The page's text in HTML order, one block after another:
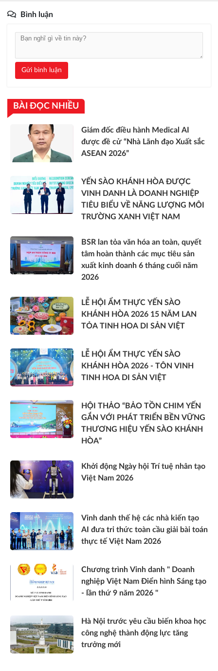
Bình luận
Gửi bình luận
BÀI ĐỌC NHIỀU
Giám đốc điều hành Medical AI
được đề cử “Nhà Lãnh đạo Xuất sắc
ASEAN 2026”
YẾN SÀO KHÁNH HÒA ĐƯỢC
VINH DANH LÀ DOANH NGHIỆP
TIÊU BIỂU VỀ NĂNG LƯỢNG MÔI
TRƯỜNG XANH VIỆT NAM
BSR lan tỏa văn hóa an toàn, quyết
tâm hoàn thành các mục tiêu sản
xuất kinh doanh 6 tháng cuối năm
2026
LỄ HỘI ẨM THỰC YẾN SÀO
KHÁNH HÒA 2026 15 NĂM LAN
TỎA TINH HOA DI SẢN VIỆT
LỄ HỘI ẨM THỰC YẾN SÀO
KHÁNH HÒA 2026 - TÔN VINH
TINH HOA DI SẢN VIỆT
HỘI THẢO “BẢO TỒN CHIM YẾN
GẮN VỚI PHÁT TRIỂN BỀN VỮNG
THƯƠNG HIỆU YẾN SÀO KHÁNH
HÒA”
Khởi động Ngày hội Trí tuệ nhân tạo
Việt Nam 2026
Vinh danh thế hệ các nhà kiến tạo
AI đưa tri thức toàn cầu giải bài toán
thực tế Việt Nam 2026
Chương trình Vinh danh " Doanh
nghiệp Việt Nam Điển hình Sáng tạo
- lần thứ 9 năm 2026 "
Hà Nội trước yêu cầu biến khoa học
công nghệ thành động lực tăng
trưởng mới